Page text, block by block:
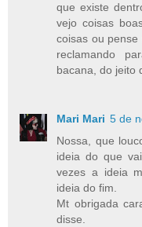
que existe
vejo coisas
coisas ou
reclamando
bacana, do jeito
Mari Mari 5 de
Nossa, que
ideia do que
vezes a ideia
ideia do fim.
Mt obrigada
disse.